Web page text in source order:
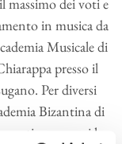
dei voti e
in musica da
Musicale di
presso il
Per diversi
Bizantina di
antica, con cui ha